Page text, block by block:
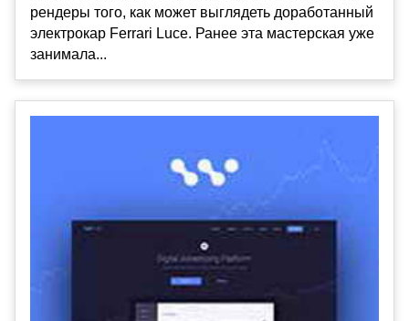
рендеры того, как может выглядеть доработанный
электрокар Ferrari Luce. Ранее эта мастерская уже
занимала...